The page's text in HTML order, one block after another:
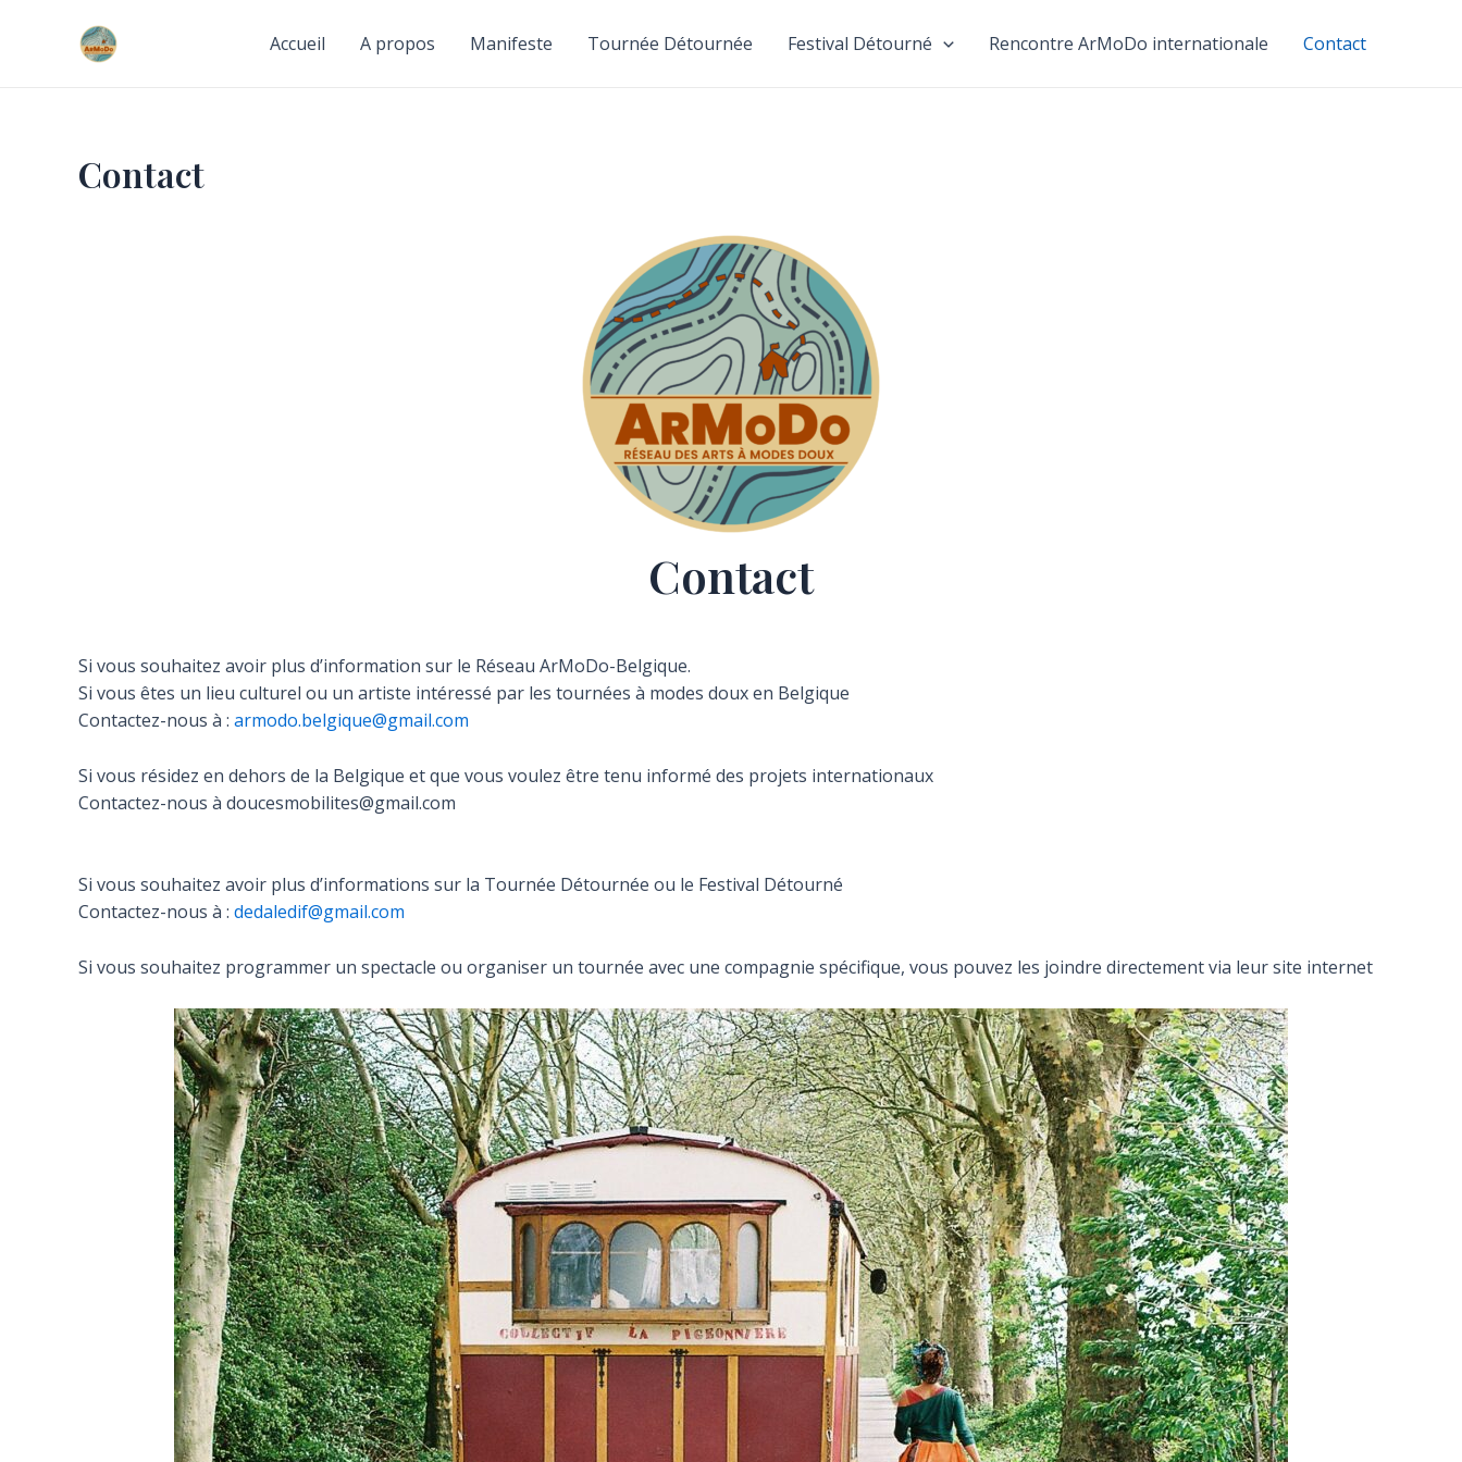
Accueil A propos Manifeste Tournée Détournée Festival Détourné Rencontre ArMoDo internationale Contact
Contact
Contact
Si vous souhaitez avoir plus d’information sur le Réseau ArMoDo-Belgique.
Si vous êtes un lieu culturel ou un artiste intéressé par les tournées à modes doux en Belgique
Contactez-nous à : armodo.belgique@gmail.com
Si vous résidez en dehors de la Belgique et que vous voulez être tenu informé des projets internationaux
Contactez-nous à doucesmobilites@gmail.com
Si vous souhaitez avoir plus d’informations sur la Tournée Détournée ou le Festival Détourné
Contactez-nous à : dedaledif@gmail.com
Si vous souhaitez programmer un spectacle ou organiser un tournée avec une compagnie spécifique, vous pouvez les joindre directement via leur site internet